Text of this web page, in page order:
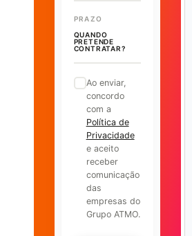
PRAZO
QUANDO
PRETENDE
CONTRATAR?
Ao enviar,
concordo
com a
Política de
Privacidade
e aceito
receber
comunicação
das
empresas do
Grupo ATMO.